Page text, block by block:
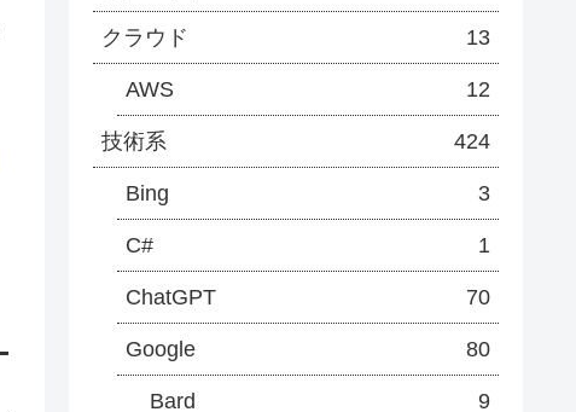
クラウド 13
AWS 12
技術系 424
Bing 3
C# 1
ChatGPT 70
Google 80
Bard 9